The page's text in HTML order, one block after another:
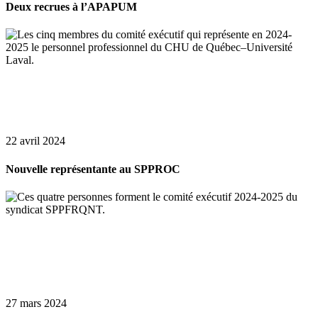
Deux recrues à l’APAPUM
22 avril 2024
Nouvelle représentante au SPPROC
27 mars 2024